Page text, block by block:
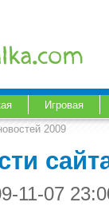
Игровая
2009
11-07